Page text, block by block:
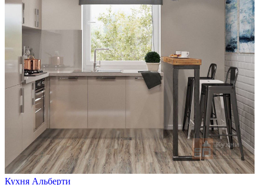
Кухня Альберти